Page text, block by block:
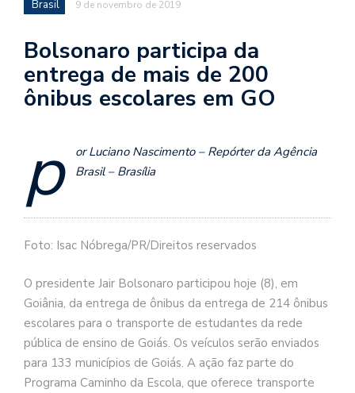
Brasil 9 de novembro de 2019
Bolsonaro participa da
entrega de mais de 200
ônibus escolares em GO
p
or Luciano Nascimento – Repórter da Agência
Brasil – Brasília
Foto: Isac Nóbrega/PR/Direitos reservados
O presidente Jair Bolsonaro participou hoje (8), em
Goiânia, da entrega de ônibus da entrega de 214 ônibus
escolares para o transporte de estudantes da rede
pública de ensino de Goiás. Os veículos serão enviados
para 133 municípios de Goiás. A ação faz parte do
Programa Caminho da Escola, que oferece transporte